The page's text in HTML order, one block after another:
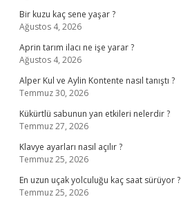
Bir kuzu kaç sene yaşar ?
Ağustos 4, 2026
Aprin tarım ilacı ne işe yarar ?
Ağustos 4, 2026
Alper Kul ve Aylin Kontente nasıl tanıştı ?
Temmuz 30, 2026
Kükürtlü sabunun yan etkileri nelerdir ?
Temmuz 27, 2026
Klavye ayarları nasıl açılır ?
Temmuz 25, 2026
En uzun uçak yolculuğu kaç saat sürüyor ?
Temmuz 25, 2026